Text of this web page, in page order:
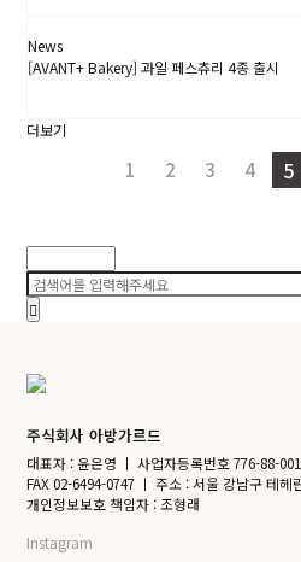
News
[AVANT+ Bakery] 과일 페스츄리 4종 출시
더보기
1 2 3 4 5
주식회사 아방가르드
대표자 : 윤은영 ㅣ 사업자등록번호 776-88-
FAX 02-6494-0747 ㅣ 주소 : 서울 강남구 테헤
개인정보보호 책임자 : 조형래
Instagram